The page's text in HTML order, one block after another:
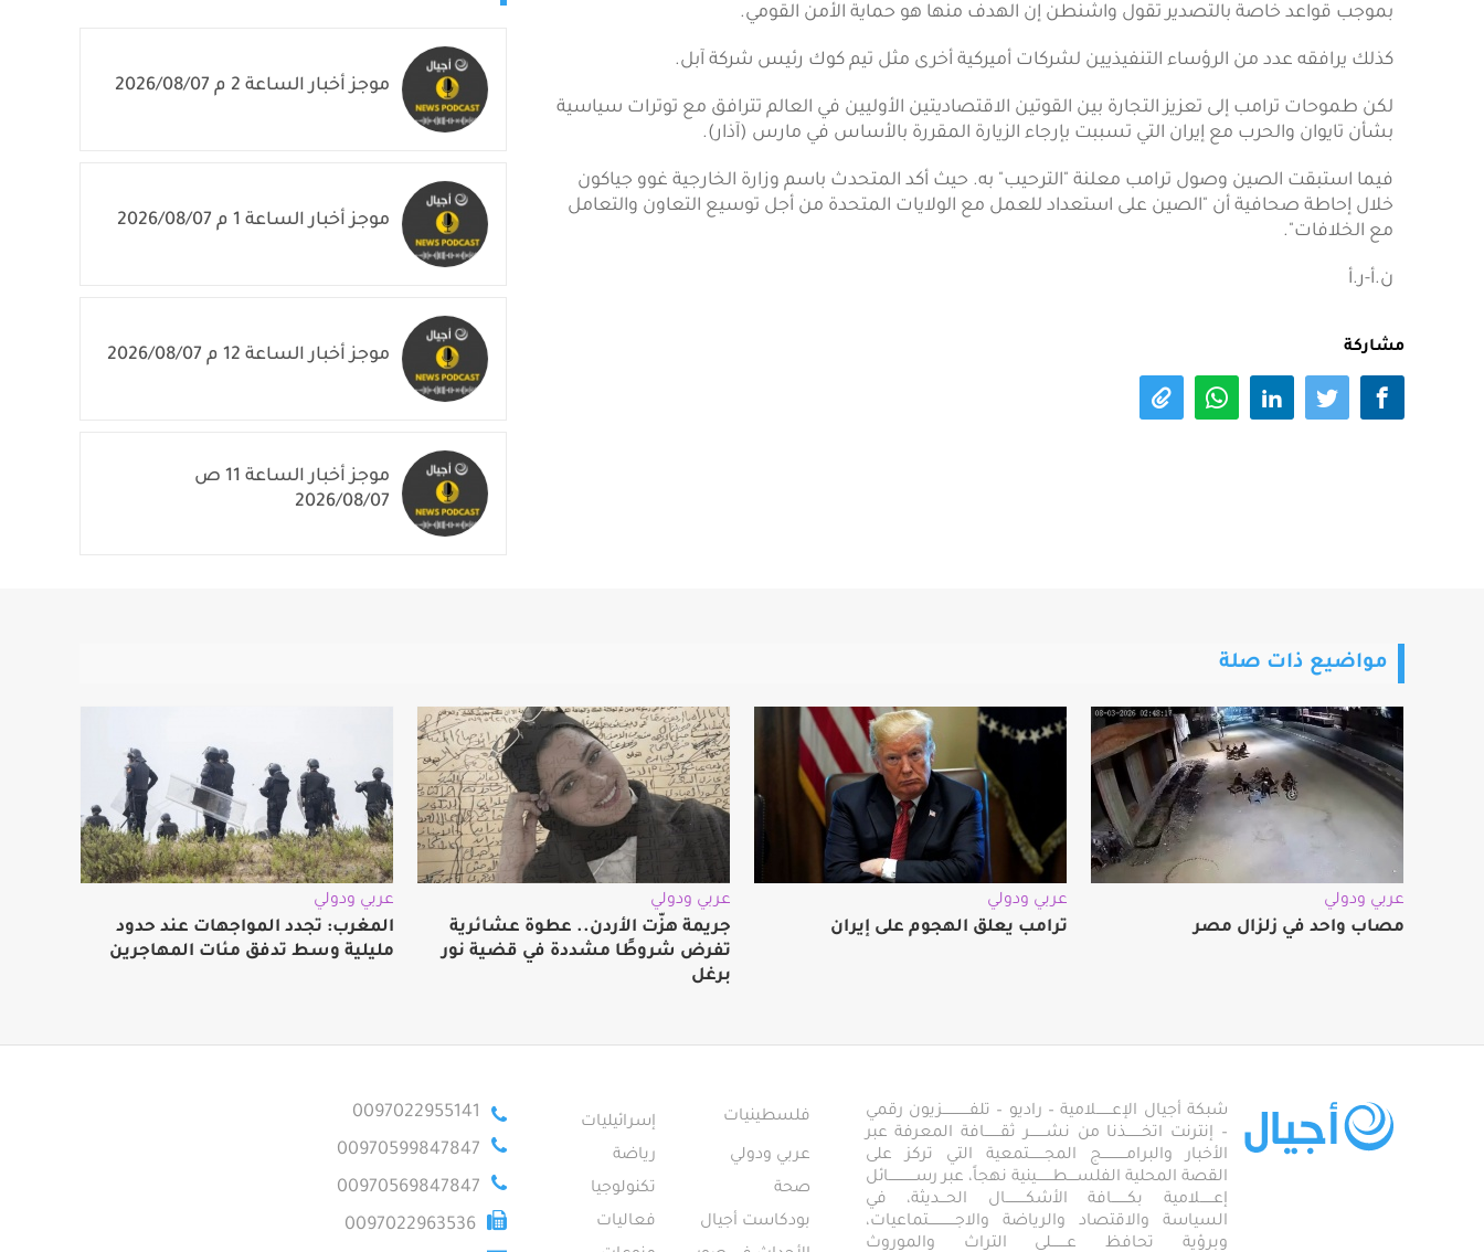
بموجب قواعد خاصة بالتصدير تقول واشنطن إن الهدف منها هو حماية الأمن القومي.
كذلك يرافقه عدد من الرؤساء التنفيذيين لشركات أميركية أخرى مثل تيم كوك رئيس شركة آبل.
لكن طموحات ترامب إلى تعزيز التجارة بين القوتين الاقتصاديتين الأوليين في العالم تترافق مع توترات سياسية
بشأن تايوان والحرب مع إيران التي تسببت بإرجاء الزيارة المقررة بالأساس في مارس (آذار).
فيما استبقت الصين وصول ترامب معلنة "الترحيب" به. حيث أكد المتحدث باسم وزارة الخارجية غوو جياكون
خلال إحاطة صحافية أن "الصين على استعداد للعمل مع الولايات المتحدة من أجل توسيع التعاون والتعامل
مع الخلافات".
ن.أ-ر.أ
مشاركة
موجز أخبار الساعة 2 م 2026/08/07
موجز أخبار الساعة 1 م 2026/08/07
موجز أخبار الساعة 12 م 2026/08/07
موجز أخبار الساعة 11 ص
2026/08/07
مواضيع ذات صلة
عربي ودولي
مصاب واحد في زلزال مصر
عربي ودولي
ترامب يعلق الهجوم على إيران
عربي ودولي
جريمة هزّت الأردن.. عطوة عشائرية
تفرض شروطًا مشددة في قضية نور
برغل
عربي ودولي
المغرب: تجدد المواجهات عند حدود
مليلية وسط تدفق مئات المهاجرين
شبكة أجيال الإعـــــــلامية – راديو – تلفــــــــــــزيون رقمي
– إنترنت اتخـــــــذنا من نشـــــــر ثقـــــــافة المعرفة عبر
الأخبار والبرامـــــــــــج المجـــــــتمعية التي تركز على
القصة المحلية الفلســــطـــــــينية نهجاً، عبر رســــــــــــائل
إعــــــلامية بكـــــــافة الأشكـــــــــال الحـــديثة، في
السياسة والاقتصاد والرياضة والاجــــــــــــتماعيات،
وبرؤية تحافظ عـــــــلى التراث والموروث
فلسطينيات
إسرائيليات
عربي ودولي
رياضة
صحة
تكنولوجيا
بودكاست أجيال
فعاليات
0097022955141
00970599847847
00970569847847
0097022963536